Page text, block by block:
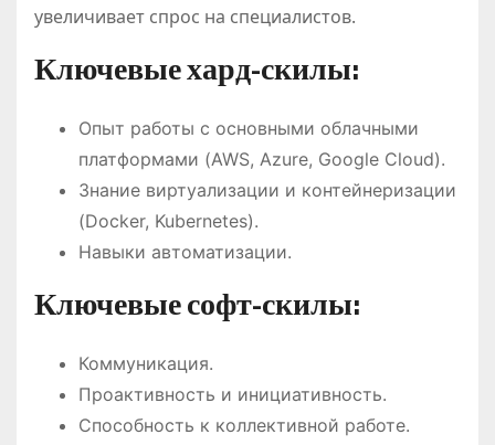
увеличивает спрос на специалистов.
Ключевые хард-скилы:
Опыт работы с основными облачными
платформами (AWS, Azure, Google Cloud).
Знание виртуализации и контейнеризации
(Docker, Kubernetes).
Навыки автоматизации.
Ключевые софт-скилы:
Коммуникация.
Проактивность и инициативность.
Способность к коллективной работе.